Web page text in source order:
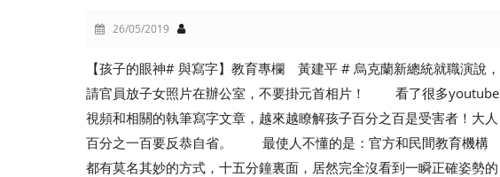
26/05/2019
【孩子的眼神# 與寫字】教育專欄 黃建平 # 烏克蘭新總統就職演說，
請官員放子女照片在辦公室，不要掛元首相片！ 看了很多youtube
視頻和相關的執筆寫字文章，越來越瞭解孩子百分之百是受害者！大人
百分之一百要反恭自省。 最使人不懂的是：官方和民間教育機構
都有莫名其妙的方式，十五分鐘裏面，居然完全沒看到一瞬正確姿勢的